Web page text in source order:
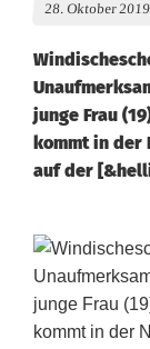
28. Oktober
junge Frau
kommt in der
auf der